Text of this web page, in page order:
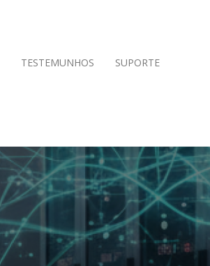
TESTEMUNHOS SUPORTE